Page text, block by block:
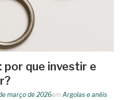
por que investir e
março de 2026em Argolas e anéis